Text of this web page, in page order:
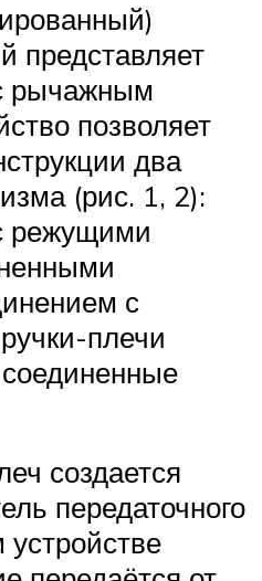
представляет
рычажным
позволяет
два
(рис. 1, 2):
режущими
с
плечи
создается
передаточного